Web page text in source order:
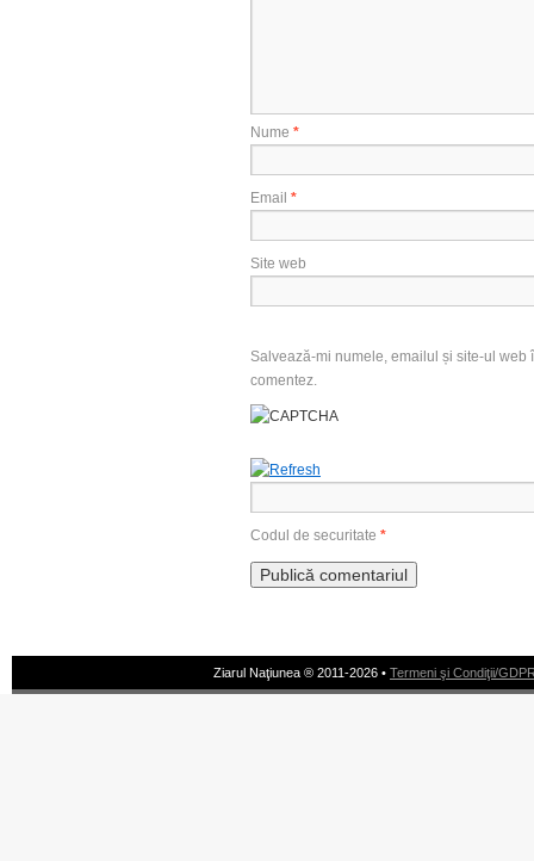
Nume *
Email *
Site web
Salvează-mi numele, emailul și site-ul
comentez.
Codul de securitate *
Ziarul Naţiunea ® 2011-2026 • Termeni şi Condiţii/